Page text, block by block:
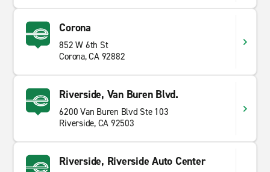
Corona
852 W 6th St
Corona, CA 92882
Riverside, Van Buren Blvd.
6200 Van Buren Blvd Ste 103
Riverside, CA 92503
Riverside, Riverside Auto Center